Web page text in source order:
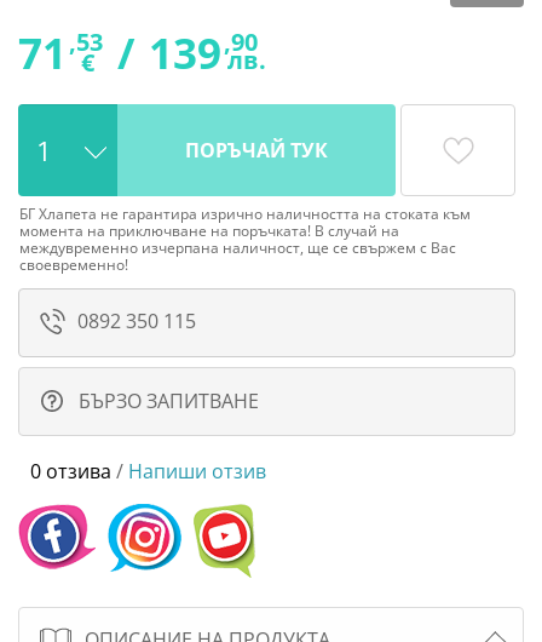
71 ,53
€ / 139,90
лв.
ПОРЪЧАЙ ТУК
БГ Хлапета не гарантира изрично наличността на стоката към
момента на приключване на поръчката! В случай на
междувременно изчерпана наличност, ще се свържем с Вас
своевременно!
0892 350 115
БЪРЗО ЗАПИТВАНЕ
0 отзива / Напиши отзив